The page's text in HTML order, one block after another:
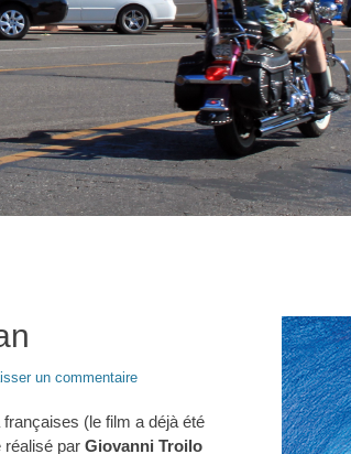
un commentaire
(le film a déjà été
réalisé par Giovanni Troilo